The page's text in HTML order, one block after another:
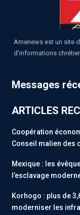
Amenews est un site
d'informations
Messages
ARTICLES
Coopération
Conseil malien des
Mexique : les
l’esclavage
Korhogo : plus de
moderniser les